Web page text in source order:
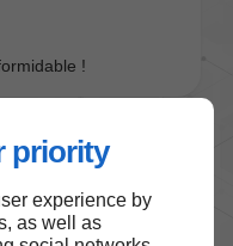
priority
experience by
as well as